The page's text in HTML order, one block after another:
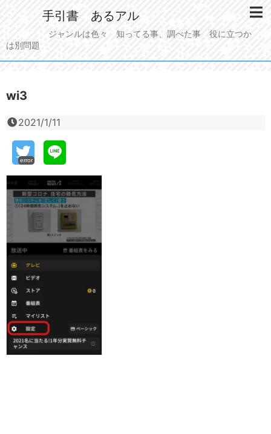
手引書 あるアル
ジャンルは色々 知ってる事、調べた事 役に立つか
は別問題
wi3
2021/1/11
error